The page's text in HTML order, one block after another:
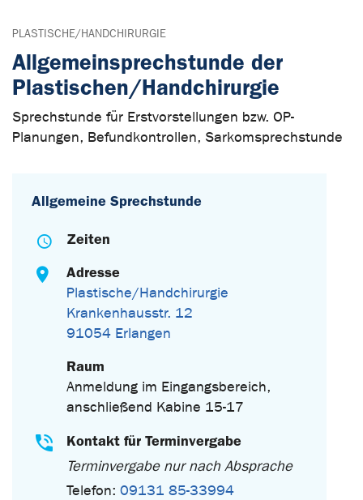
PLASTISCHE/HANDCHIRURGIE
Allgemeinsprechstunde der
Plastischen/Handchirurgie
Sprechstunde für Erstvorstellungen bzw. OP-
Planungen, Befundkontrollen, Sarkomsprechstunde
Allgemeine Sprechstunde
Zeiten
Adresse
Plastische/Handchirurgie
Krankenhausstr. 12
91054 Erlangen
Raum
Anmeldung im Eingangsbereich,
anschließend Kabine 15-17
Kontakt für Terminvergabe
Terminvergabe nur nach Absprache
Telefon:09131 85-33994